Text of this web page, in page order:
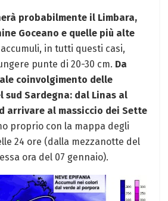
probabilmente il Limbara,
Goceano e quelle più alte
accumuli, in tutti questi casi,
punte di 20-30 cm. Da
coinvolgimento delle
sud Sardegna: dal Linas al
arrivare al massiccio dei Sette
proprio con la mappa degli
24 ore (dalla mezzanotte del
ora del 07 gennaio).